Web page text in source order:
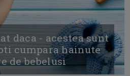
daca - acestea sunt
cumpara hainute
de bebelusi